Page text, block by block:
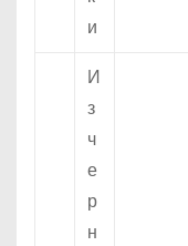
и
И
з
ч
е
р
н